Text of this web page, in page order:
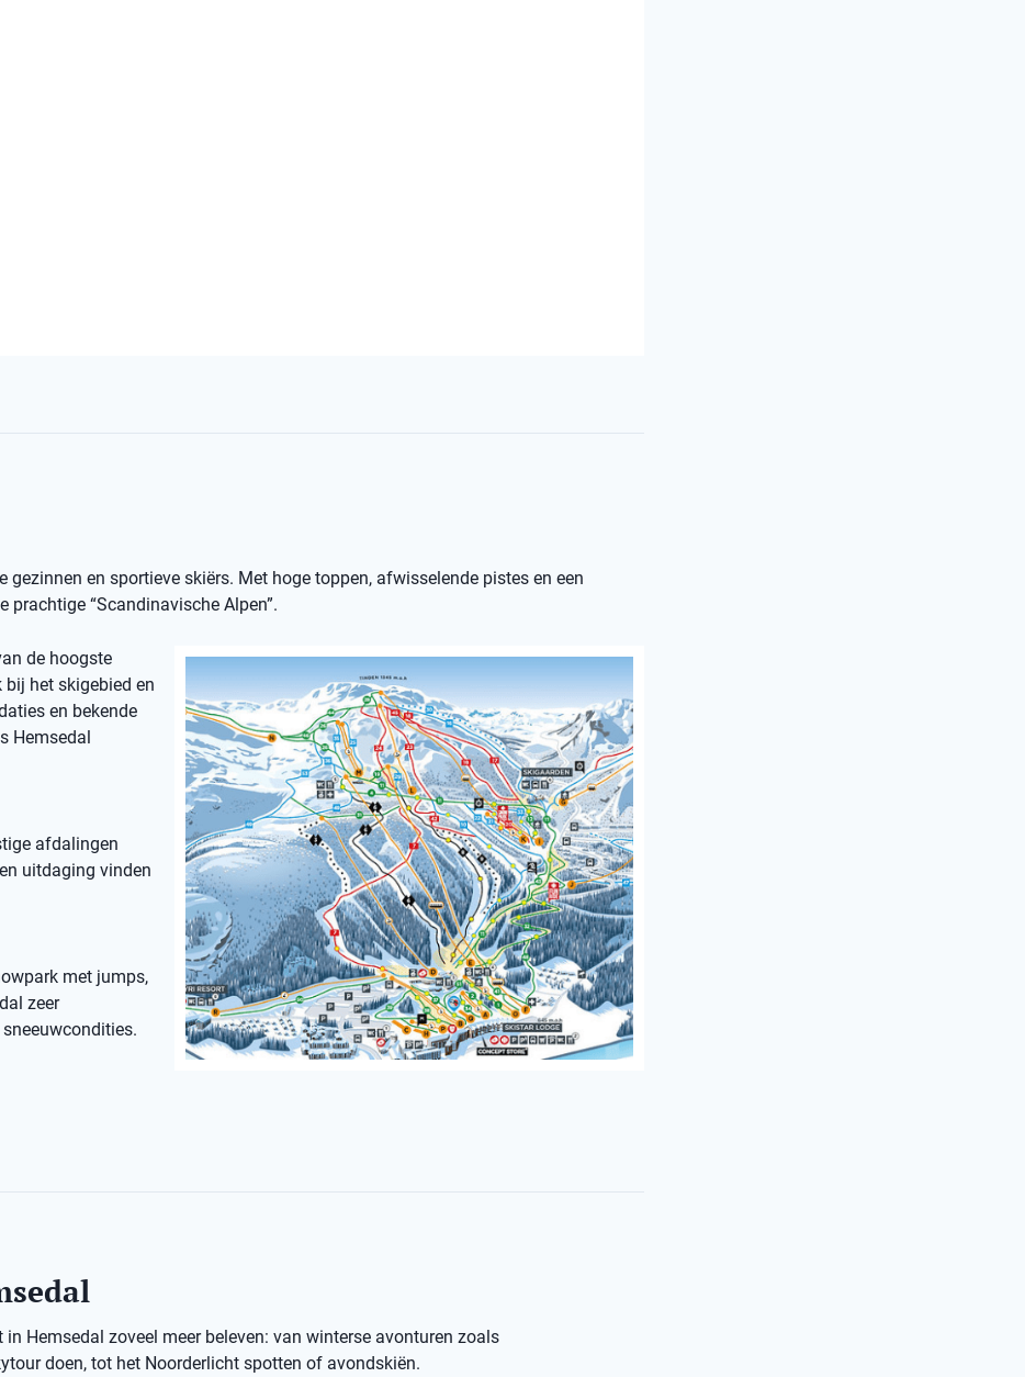
en sportieve skiërs. Met hoge toppen, afwisselende pistes en een
prachtige “Scandinavische Alpen”.
de hoogste
het skigebied en
en bekende
Hemsedal
afdalingen
uitdaging vinden
met jumps,
zeer
Hemsedal zoveel meer beleven: van winterse avonturen zoals
doen, tot het Noorderlicht spotten of avondskiën.